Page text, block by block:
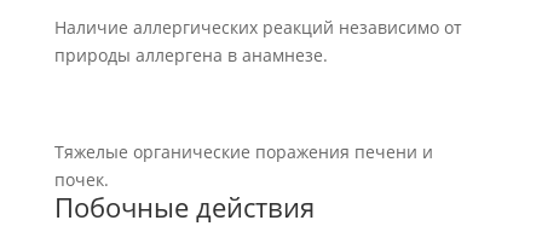
Наличие аллергических реакций независимо от
природы аллергена в анамнезе.
Тяжелые органические поражения печени и
почек.
Побочные действия